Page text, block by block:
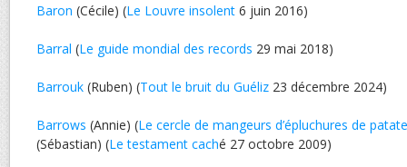
Baron (Cécile) (Le Louvre insolent 6 juin 2016)
Barral (Le guide mondial des records 29 mai 2018)
Barrouk (Ruben) (Tout le bruit du Guéliz 23 décembre 2024)
Barrows (Annie) (Le cercle de mangeurs d’épluchures de
(Sébastian) (Le testament caché 27 octobre 2009)